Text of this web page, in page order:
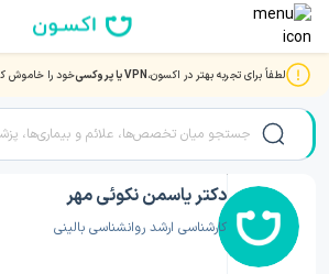
لطفاً برای تجربه بهتر در اکسون،VPN یا پروکسی خود را خاموش صفحه اصلی/دکتر روانشناسی/دکتر یاسمن نکوئی مهر
دکتر یاسمن نکوئی مهر
کارشناسی ارشد روانشناسی بالینی